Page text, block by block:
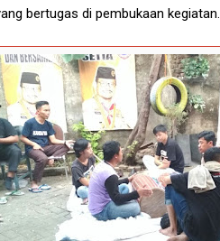
bertugas di pembukaan kegiatan.